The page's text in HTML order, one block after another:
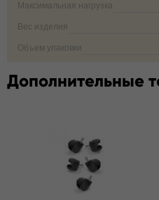
Максимальная нагрузка
Вес изделия
Объем упаковки
Дополнительные